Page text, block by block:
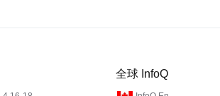
全球 InfoQ